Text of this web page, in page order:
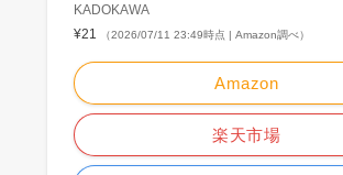
KADOKAWA
¥21
（2026/07/11 23:49時点 | Amazon調べ）
Amazon
楽天市場